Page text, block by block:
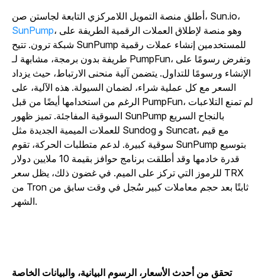
أطلق منصة التمويل اللامركزي التابعة لجاستن صن، Sun.io،
SunPump، وهو منصة لإطلاق العملات الرقمية الطريفة على
شبكة ترون. تتيح SunPump للمستخدمين إنشاء عملات رقمية
طريفة بدون برمجة، مشابهة لـ PumpFun، وتفرض رسومًا على
الإنشاء ورسومًا للتداول. يتضمن آلية منحنى الارتباط، حيث يزداد
السعر مع كل عملية شراء، لضمان السيولة. هذه الآلية، على
الرغم من استخدامها أيضًا من قبل PumpFun، لم تمنع التلاعبات
السوقية المفاجئة. تميز ظهور SunPump بالنجاح السريع
للعملات الميمية الجديدة مثل Sundog و Suncat، مع قيم
سوقية كبيرة. لدعم متطلبات الحركة، تقوم SunPump بتوسيع
قدرة خادمها وقد أطلقت برنامج حوافز بقيمة 10 ملايين دولار
للرموز التي تركز على الميم. في غضون ذلك، يظل سعر TRX
من Tron ثابتًا بعد حجم معاملات كبير سُجل في وقت سابق من
تحقق من أحدث الأسعار، الرسوم البيانية، والبيانات الخاصة